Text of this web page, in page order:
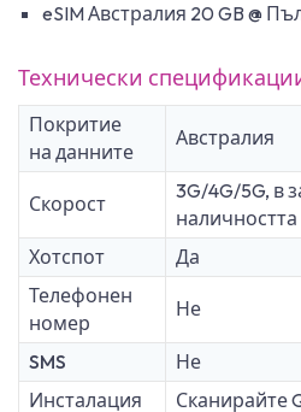
eSIM Австралия 20 GB @
Технически
Покритие
на данните
Австралия
Скорост
3G/4G/5G, в
Хотспот
Да
Телефонен
номер
Не
SMS
Не
Инсталация
Сканирайте